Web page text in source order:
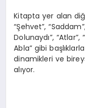
Kitapta yer alan
“Şehvet”,
Dolunaydı”, “Atlar”,
Abla” gibi
dinamikleri ve
alıyor.